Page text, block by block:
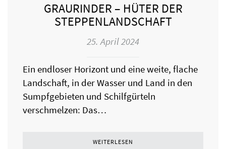
GRAURINDER – HÜTER DER
STEPPENLANDSCHAFT
25. April 2024
Ein endloser Horizont und eine weite, flache
Landschaft, in der Wasser und Land in den
Sumpfgebieten und Schilfgürteln
verschmelzen: Das…
WEITERLESEN